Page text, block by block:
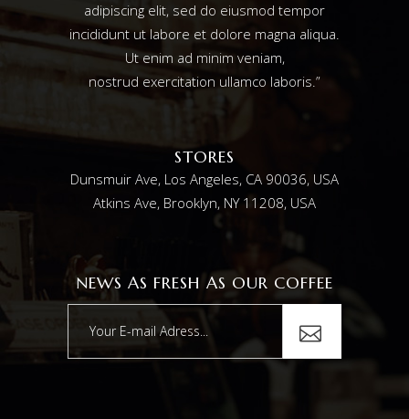
adipiscing elit, sed do eiusmod tempor
incididunt ut labore et dolore magna aliqua.
Ut enim ad minim veniam,
nostrud exercitation ullamco laboris.”
STORES
Dunsmuir Ave, Los Angeles, CA 90036, USA
Atkins Ave, Brooklyn, NY 11208, USA
NEWS AS FRESH AS OUR COFFEE